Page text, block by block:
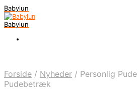
Babylun
Babylun
Forside / Nyheder / Personlig
Pudebetræk